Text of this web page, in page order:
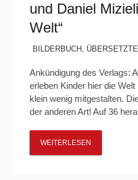
und Daniel
Welt“
BILDERBUCH ,
Ankündigung des Verlags:
erleben Kinder hier die
klein wenig mitgestalten.
der anderen Art! Auf 36
WEITERLESEN